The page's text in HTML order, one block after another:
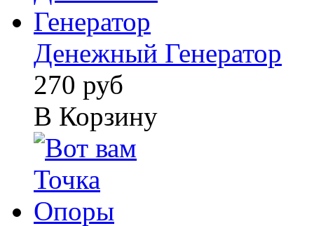
Денежный Генератор
270 руб
В Корзину